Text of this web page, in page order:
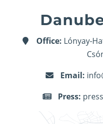
Office: Lónyay-
Email:
Press: